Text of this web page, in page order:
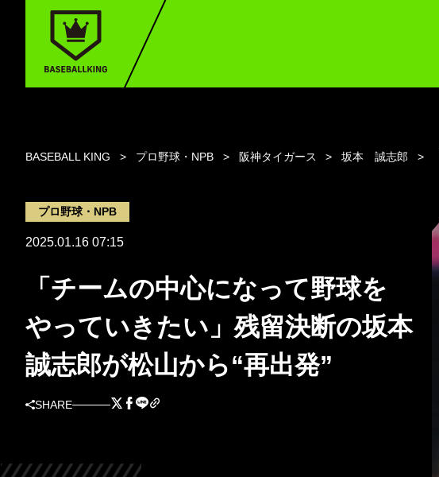
BASEBALL KING プロ野球・NPB 阪神タイガース 坂本 誠志郎
プロ野球・NPB
2025.01.16 07:15
「チームの中心になって野球を
やっていきたい」残留決断の坂本
誠志郎が松山から“再出発”
SHARE